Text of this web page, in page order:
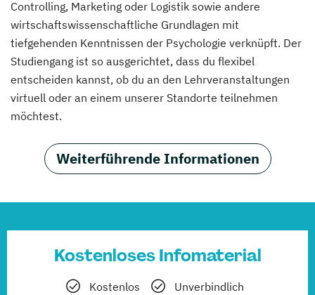
Controlling, Marketing oder Logistik sowie andere
wirtschaftswissenschaftliche Grundlagen mit
tiefgehenden Kenntnissen der Psychologie verknüpft. Der
Studiengang ist so ausgerichtet, dass du flexibel
entscheiden kannst, ob du an den Lehrveranstaltungen
virtuell oder an einem unserer Standorte teilnehmen
möchtest.
Weiterführende Informationen
Kostenloses Infomaterial
Kostenlos
Unverbindlich